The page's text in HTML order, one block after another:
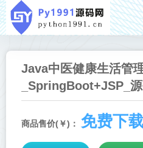
Java中医健康生活管
_SpringBoot+JSP_
商品售价(￥)： 免费下